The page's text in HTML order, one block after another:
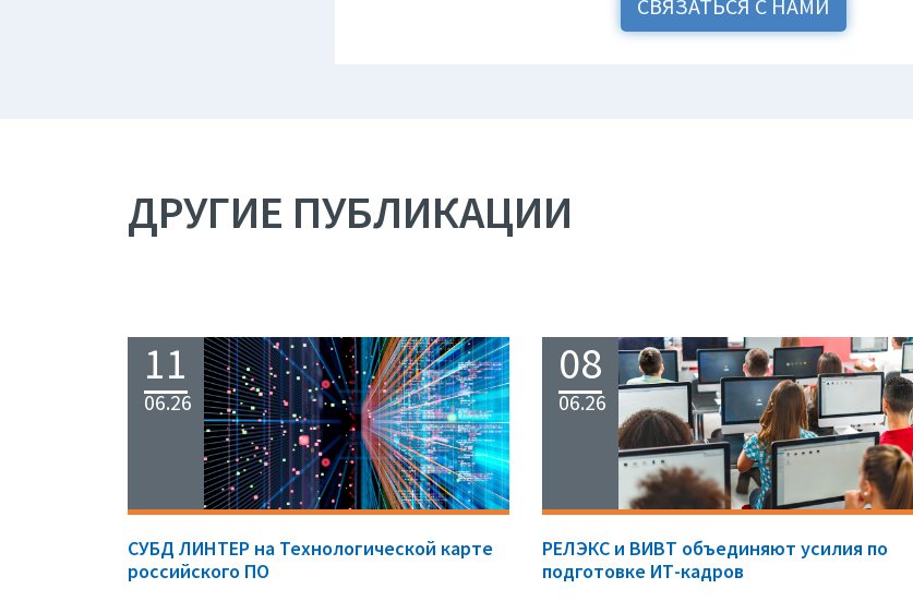
СВЯЗАТЬСЯ С НАМИ
ДРУГИЕ ПУБЛИКАЦИИ
11
06.26
СУБД ЛИНТЕР на Технологической карте
российского ПО
08
06.26
РЕЛЭКС и ВИВТ объединяют усилия по
подготовке ИТ-кадров